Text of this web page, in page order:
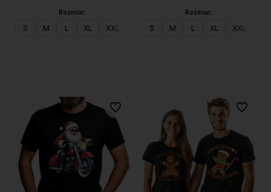
Rozmiar:
S M L XL XXL
Rozmiar:
S M L XL XXL
Do ulubionych Do